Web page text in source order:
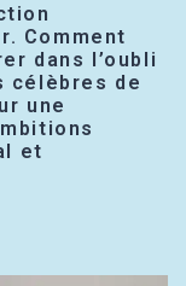
Comment
dans l’oubli
célèbres de
une
et